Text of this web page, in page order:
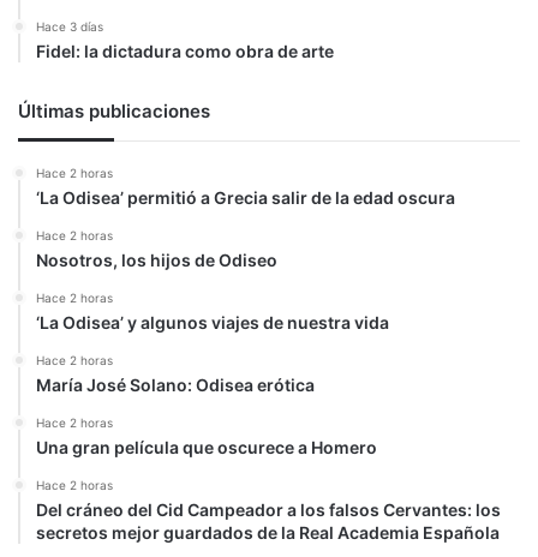
Hace 3 días
Fidel: la dictadura como obra de arte
Últimas publicaciones
Hace 2 horas
‘La Odisea’ permitió a Grecia salir de la edad oscura
Hace 2 horas
Nosotros, los hijos de Odiseo
Hace 2 horas
‘La Odisea’ y algunos viajes de nuestra vida
Hace 2 horas
María José Solano: Odisea erótica
Hace 2 horas
Una gran película que oscurece a Homero
Hace 2 horas
Del cráneo del Cid Campeador a los falsos Cervantes: los
secretos mejor guardados de la Real Academia Española